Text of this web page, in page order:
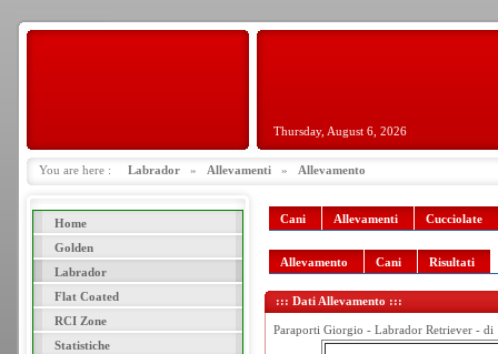
Thursday, August 6, 2026
You are here : Labrador » Allevamenti » Allevamento
Home
Golden
Labrador
Flat Coated
RCI Zone
Statistiche
Cani Allevamenti Cucciolate
Allevamento Cani Risultati
::: Dati Allevamento :::
Paraporti Giorgio - Labrador Retriever - di